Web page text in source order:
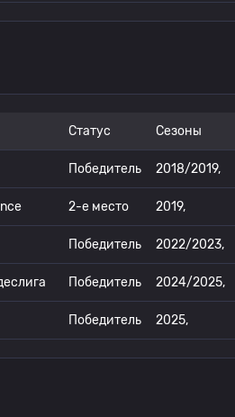
Статус Сезоны
Победитель 2018/2019,
2-е место 2019,
Победитель 2022/2023,
Победитель 2024/2025,
Победитель 2025,